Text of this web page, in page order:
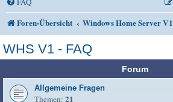
Foren-Übersicht Windows Home Server V1
WHS V1 - FAQ
Forum
Allgemeine Fragen
Themen: 21